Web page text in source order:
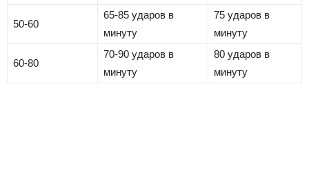
50-60
65-85 ударов в
минуту
75 ударов в
минуту
60-80
70-90 ударов в
минуту
80 ударов в
минуту